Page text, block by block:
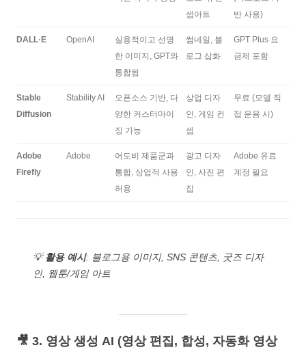
셉아트
반 사용)
DALL·E OpenAI
실용적이고 선명
한 이미지, GPT와
통합됨
썸네일, 블
로그 삽화
GPT Plus 요
금제 포함
Stable
Diffusion
Stability AI
오픈소스 기반, 다
양한 커스터마이
징 가능
상업 디자
인, 게임 컨
셉
무료 (모델 직
접 운용 시)
Adobe
Firefly
Adobe
어도비 제품군과
통합, 상업적 사용
허용
광고 디자
인, 사진 편
집
Adobe 유료
계정 필요
💡 활용 예시: 블로그용 이미지, SNS 콘텐츠, 굿즈 디자
인, 웹툰/게임 아트
🎥 3. 영상 생성 AI (영상 편집, 합성, 자동화 영상